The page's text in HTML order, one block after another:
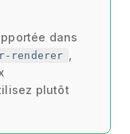
dans
renderer
plutôt